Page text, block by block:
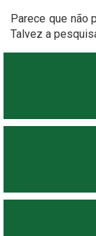
Parece que não
Talvez a